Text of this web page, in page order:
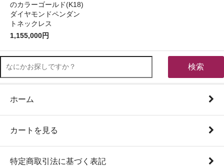
のカラーゴールド(K18)
ダイヤモンドペンダン
トネックレス
1,155,000円
検索
ホーム
カートを見る
特定商取引法に基づく表記